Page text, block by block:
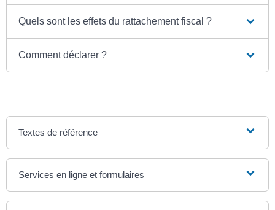
Quels sont les effets du rattachement fiscal ?
Comment déclarer ?
Textes de référence
Services en ligne et formulaires